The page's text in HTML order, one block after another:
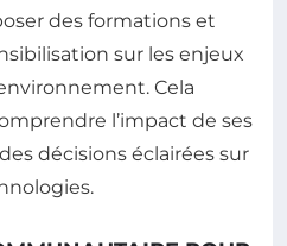
des formations et
sur les enjeux
Cela
l’impact de ses
décisions éclairées sur